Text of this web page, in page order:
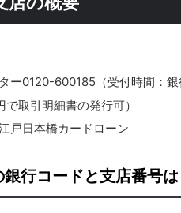
ー0120-600185（受付時間：銀
取引明細書の発行可）
戸日本橋カードローン
行コードと支店番号は